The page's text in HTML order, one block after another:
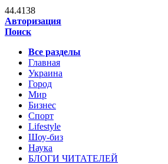
44.4138
Авторизация
Поиск
Все разделы
Главная
Украина
Город
Мир
Бизнес
Спорт
Lifestyle
Шоу-биз
Наука
БЛОГИ ЧИТАТЕЛЕЙ